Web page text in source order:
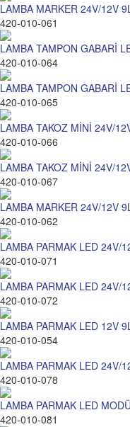
LAMBA MARKER 24V/12V
420-010-061
LAMBA TAMPON GABARİ
420-010-064
LAMBA TAMPON GABARİ
420-010-065
LAMBA TAKOZ MİNİ 24V/
420-010-066
LAMBA TAKOZ MİNİ 24V/
420-010-067
LAMBA MARKER 24V/12V
420-010-062
LAMBA PARMAK LED 24V/
420-010-071
LAMBA PARMAK LED 24V/
420-010-072
LAMBA PARMAK LED 12V
420-010-054
LAMBA PARMAK LED 24V/
420-010-078
LAMBA PARMAK LED
420-010-081